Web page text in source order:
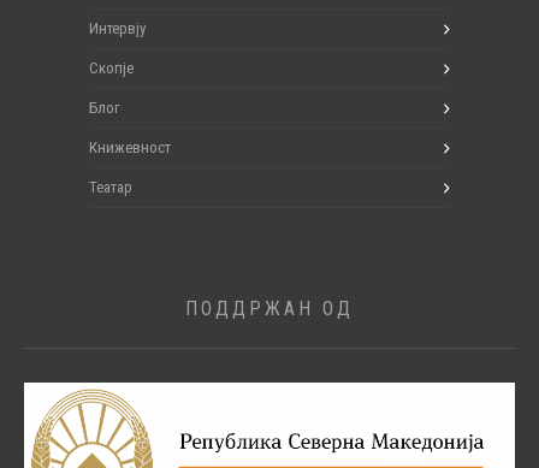
Интервју
Скопје
Блог
Книжевност
Театар
ПОДДРЖАН ОД